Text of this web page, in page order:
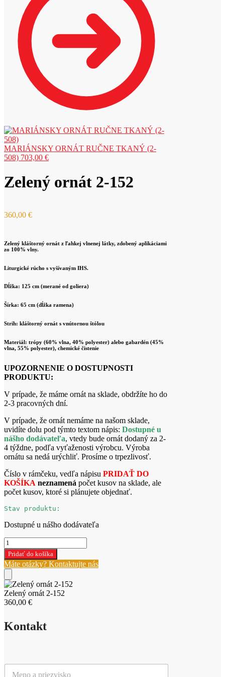
MARIÁNSKY ORNÁT RUČNE TKANÝ (2-
508) 703,00 €
Zelený ornát 2-152
360,00 €
Zelený kláštorný ornát z ľahkej vlnenej látky, zdobený aplikáciami
zo 100% vlny.
Liturgické rúcho s vyšívaným IHS.
Dĺžka: 125 cm (merané od goliera)
Šírka: 65 cm (dĺžka ramena)
Strih: kláštorný ornát s vnútornou štólou
Materiál: trópy (60% vlna, 40% polyester) alebo gabardén (45%
vlna, 55% polyester), chemické čistenie
UPOZORNENIE O DOSTUPNOSTI
PRODUKTU:
V prípade, že máme ornát na sklade, obdržíte ho do
2-3 pracovných dní.
V prípade, že ornát nemáme na našom sklade,
uvidíte dolu pod týmto textom nápis: Dostupné u
nášho dodávateľa, vtedy bude ornát dodaný za 2-
4 týždne, podľa vyťaženosti výrobcu. Výroba
ornátu sa nedá urýchliť. Prosíme o trpezlivosť.
Číslo v rámčeku, vedľa nápisu PRIDAŤ DO
KOŠÍKA neznamená počet kusov na sklade, ale
počet kusov, ktoré si plánujete objednať.
Stav produktu:
Dostupné u nášho dodávateľa
množstvo
Zelený
ornát
2-
152
Pridať do košíka
Máte otázky? Kontaktujte nás
Zelený ornát 2-152
360,00 €
Kontakt